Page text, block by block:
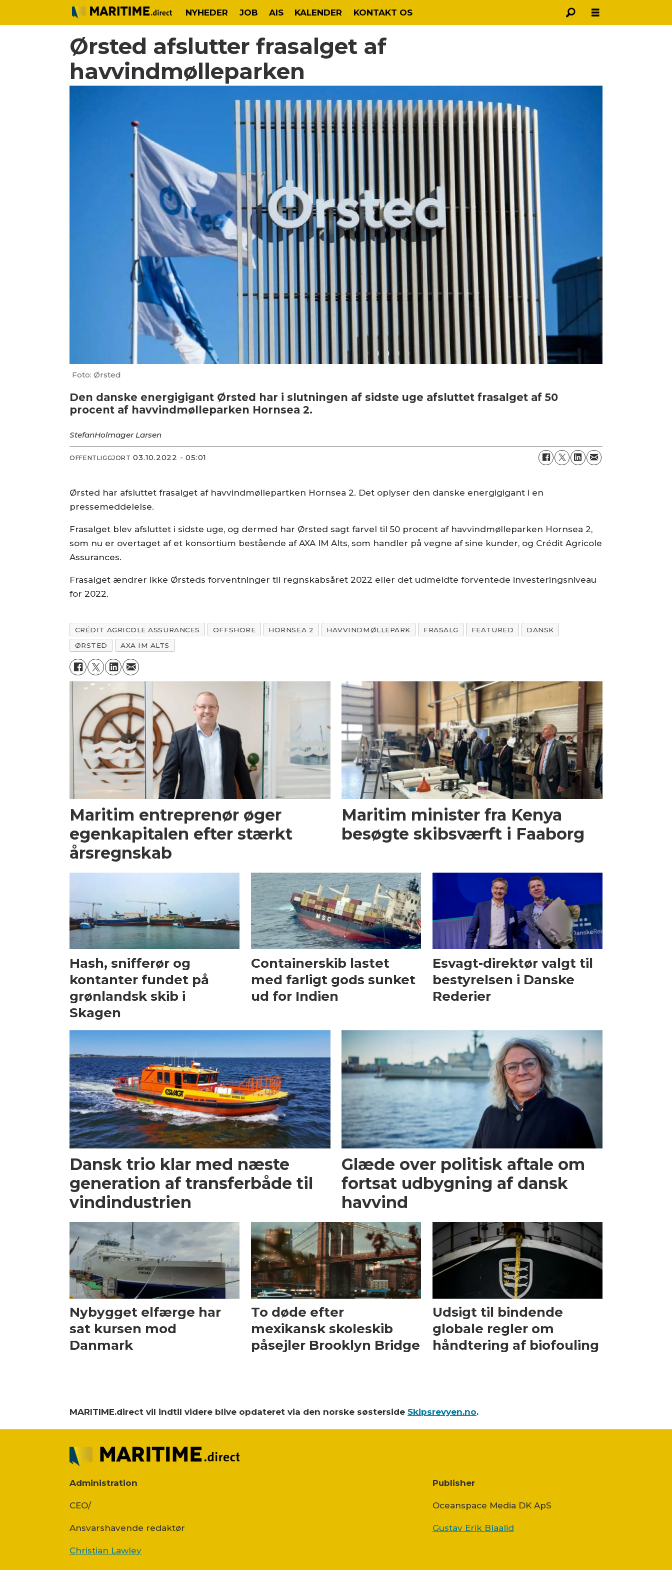
NYHEDER JOB AIS KALENDER KONTAKT OS
Ørsted afslutter frasalget af
havvindmølleparken
Foto: Ørsted
Den danske energigigant Ørsted har i slutningen af sidste uge afsluttet frasalget af 50
procent af havvindmølleparken Hornsea 2.
StefanHolmager Larsen
OFFENTLIGGJORT 03.10.2022 - 05:01
Ørsted har afsluttet frasalget af havvindmøllepartken Hornsea 2. Det oplyser den danske energigigant i en
pressemeddelelse.
Frasalget blev afsluttet i sidste uge, og dermed har Ørsted sagt farvel til 50 procent af havvindmølleparken Hornsea 2,
som nu er overtaget af et konsortium bestående af AXA IM Alts, som handler på vegne af sine kunder, og Crédit Agricole
Assurances.
Frasalget ændrer ikke Ørsteds forventninger til regnskabsåret 2022 eller det udmeldte forventede investeringsniveau
for 2022.
CRÉDIT AGRICOLE ASSURANCES OFFSHORE HORNSEA 2 HAVVINDMØLLEPARK FRASALG FEATURED
DANSK
ØRSTED
AXA IM ALTS
Maritim entreprenør øger
egenkapitalen efter stærkt
årsregnskab
Maritim minister fra Kenya
besøgte skibsværft i Faaborg
Hash, snifferør og
kontanter fundet på
grønlandsk skib i
Skagen
Containerskib lastet
med farligt gods sunket
ud for Indien
Esvagt-direktør valgt til
bestyrelsen i Danske
Rederier
Dansk trio klar med næste
generation af transferbåde til
vindindustrien
Glæde over politisk aftale om
fortsat udbygning af dansk
havvind
Nybygget elfærge har
sat kursen mod
Danmark
To døde efter
mexikansk skoleskib
påsejler Brooklyn Bridge
Udsigt til bindende
globale regler om
håndtering af biofouling
MARITIME.direct vil indtil videre blive opdateret via den norske søsterside Skipsrevyen.no.
Administration
CEO/
Ansvars­havende redaktør
Christian Lawley
Publisher
Oceanspace Media DK ApS
Gustav Erik Blaalid